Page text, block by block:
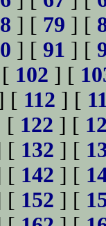
] [ 79 ] [
] [ 91 ] [
102 ] [
[ 112 ] [
[ 122 ] [
[ 132 ] [
[ 142 ] [
[ 152 ] [